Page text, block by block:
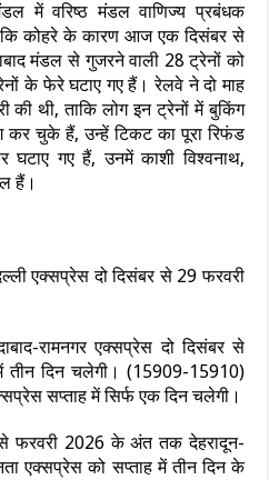
में वरिष्ठ मंडल वाणिज्य प्रबंधक
कि कोहरे के कारण आज एक दिसंबर से
मंडल से गुजरने वाली 28 ट्रेनों को
के फेरे घटाए गए हैं। रेलवे ने दो माह
की थी, ताकि लोग इन ट्रेनों में बुकिंग
चुके हैं, उन्हें टिकट का पूरा रिफंड
घटाए गए हैं, उनमें काशी विश्वनाथ,
हैं।
एक्सप्रेस दो दिसंबर से 29 फरवरी
रामनगर एक्सप्रेस दो दिसंबर से
तीन दिन चलेगी। (15909-15910)
सप्ताह में सिर्फ एक दिन चलेगी।
फरवरी 2026 के अंत तक देहरादून-
एक्सप्रेस को सप्ताह में तीन दिन के